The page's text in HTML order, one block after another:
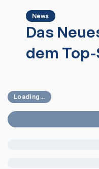
News
Das
dem
Loading...